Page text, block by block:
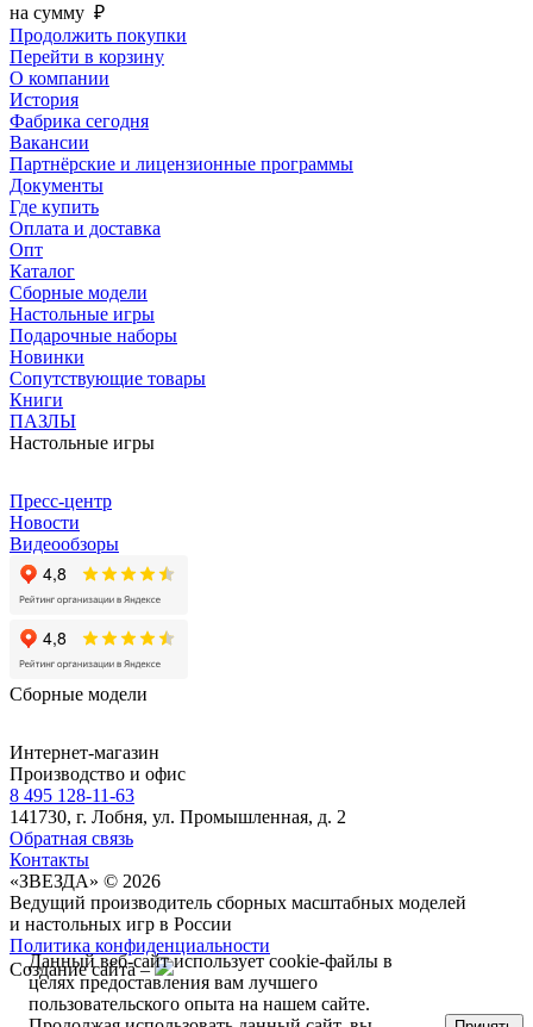
на сумму ₽
Продолжить покупки
Перейти в корзину
О компании
История
Фабрика сегодня
Вакансии
Партнёрские и лицензионные программы
Документы
Где купить
Оплата и доставка
Опт
Каталог
Сборные модели
Настольные игры
Подарочные наборы
Новинки
Сопутствующие товары
Книги
ПАЗЛЫ
Настольные игры
Пресс-центр
Новости
Видеообзоры
Сборные модели
Интернет-магазин
Производство и офис
8 495 128-11-63
141730, г. Лобня, ул. Промышленная, д. 2
Обратная связь
Контакты
«ЗВЕЗДА» © 2026
Ведущий производитель сборных масштабных моделей
и настольных игр в России
Политика конфиденциальности
Создание сайта –
Данный веб-сайт использует cookie-файлы в
целях предоставления вам лучшего
пользовательского опыта на нашем сайте.